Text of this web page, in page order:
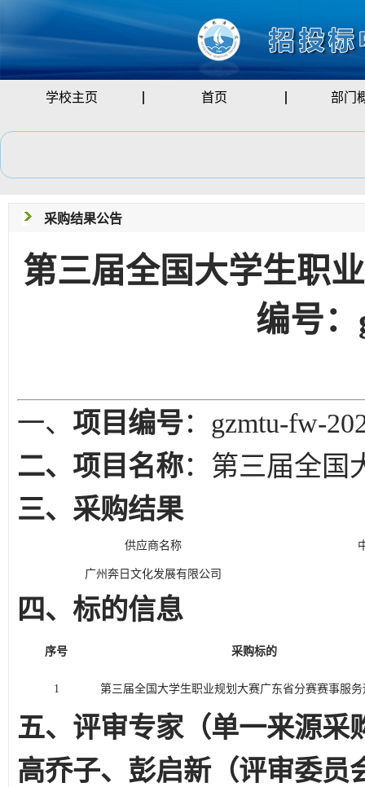
学校主页 首页 部门
采购结果公告
第三届全国大学生职
编号
一、 项目编号： gzmtu-fw-
二、项目名称：第三届全国
三、采购结果
供应商名称
广州奔日文化发展有限公司
四、标的信息
序号 采购标的
1 第三届全国大学生职业规划大赛广东省分赛赛事服
五、评审专家（单一来源采
高乔子、彭启新（评审委员